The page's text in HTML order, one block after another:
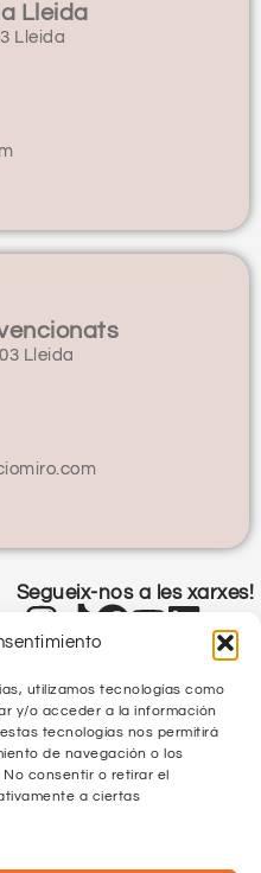
utilizamos tecnologías como
y/o acceder a la información
tecnologías nos permitirá
de navegación o los
consentir o retirar el
a ciertas
Lleida
Lleida
Lleida
Segueix-nos a les xarxes!